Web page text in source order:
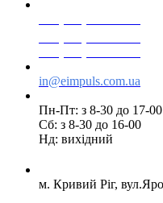
in@eimpuls.com.ua
Пн-Пт: з 8-30 до 17-00
Сб: з 8-30 до 16-00
Нд: вихідний
м. Кривий Ріг,